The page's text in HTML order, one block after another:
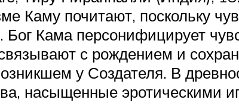
Каму почитают, поскольку
Кама персонифицирует
с рождением и
у Создателя. В
насыщенные эротическими